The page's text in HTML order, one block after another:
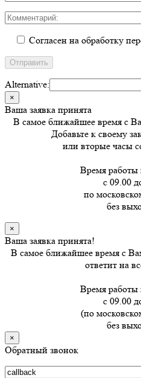
Согласен на обработку
Alternative:
×
Ваша заявка принята
В самое ближайшее время с
Добавьте к своему
или вторые часы
Время работы
с 09.00
по
без
×
Ваша заявка принята!
В самое ближайшее время с
ответит на
Время работы
с 09.00
(по
без
×
Обратный звонок